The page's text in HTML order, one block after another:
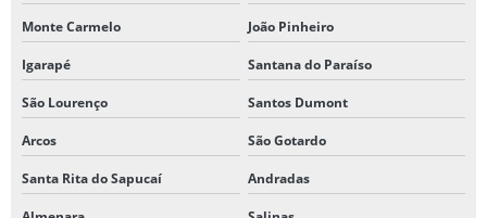
Monte Carmelo João Pinheiro
Igarapé Santana do Paraíso
São Lourenço Santos Dumont
Arcos São Gotardo
Santa Rita do Sapucaí Andradas